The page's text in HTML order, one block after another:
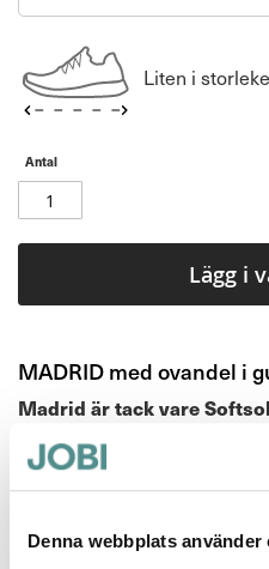
Denna webbplats använder
Liten i
Antal
Lägg i
MADRID med ovandel i
Madrid är tack vare
färger och mönster vår
arbetssandal.
arbetsdagen för dig som